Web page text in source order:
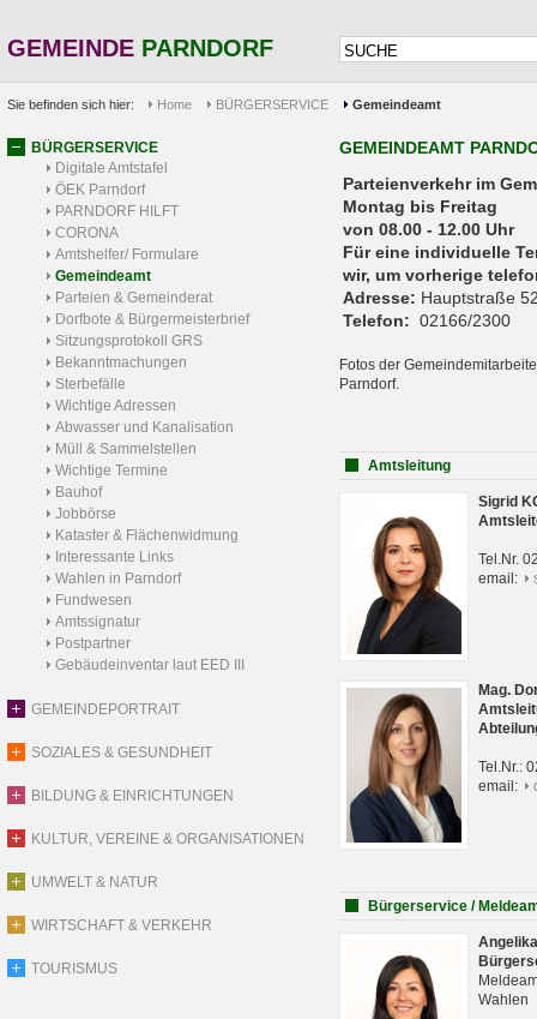
GEMEINDE PARNDORF
Sie befinden sich hier: Home BÜRGERSERVICE Gemeindeamt
BÜRGERSERVICE
Digitale Amtstafel
ÖEK Parndorf
PARNDORF HILFT
CORONA
Amtshelfer/ Formulare
Gemeindeamt
Parteien & Gemeinderat
Dorfbote & Bürgermeisterbrief
Sitzungsprotokoll GRS
Bekanntmachungen
Sterbefälle
Wichtige Adressen
Abwasser und Kanalisation
Müll & Sammelstellen
Wichtige Termine
Bauhof
Jobbörse
Kataster & Flächenwidmung
Interessante Links
Wahlen in Parndorf
Fundwesen
Amtssignatur
Postpartner
Gebäudeinventar laut EED III
GEMEINDEPORTRAIT
SOZIALES & GESUNDHEIT
BILDUNG & EINRICHTUNGEN
KULTUR, VEREINE & ORGANISATIONEN
UMWELT & NATUR
WIRTSCHAFT & VERKEHR
TOURISMUS
GEMEINDEAMT
Parteienverkehr
Montag bis Freitag
von 08.00 - 12.00 Uhr
Für eine individuelle
wir, um vorherige
Adresse: Hauptstraße
Telefon: 02166/2300
Fotos der
Parndorf.
Amtsleitung
Sigrid
Tel.Nr.
email:
Mag.
Tel.Nr.:
email:
Bürgerservice /
Wahlen